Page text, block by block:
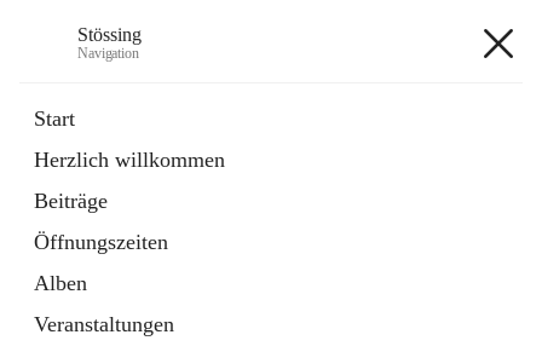
Stössing
Navigation
Start
Herzlich willkommen
Beiträge
Öffnungszeiten
Alben
Veranstaltungen
Datei
in
Tab
Kindergarten
öffnet
in
neuem
Tab